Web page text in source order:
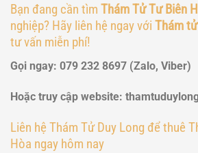
Bạn đang cần tìm Thám Tử Tư Biên
nghiệp? Hãy liên hệ ngay với Thám
tư vấn miễn phí!
Gọi ngay: 079 232 8697 (Zalo, Viber)
Hoặc truy cập website:
Liên hệ Thám Tử Duy Long để thuê
Hòa ngay hôm nay